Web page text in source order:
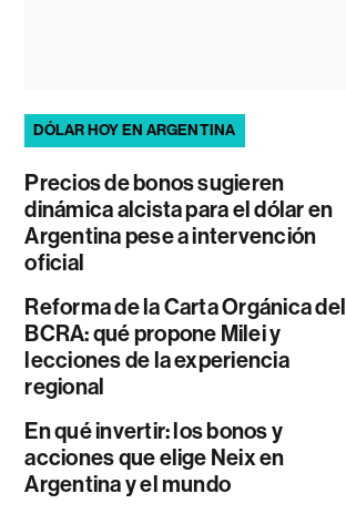
DÓLAR HOY EN ARGENTINA
Precios de bonos sugieren
dinámica alcista para el dólar en
Argentina pese a intervención
oficial
Reforma de la Carta Orgánica del
BCRA: qué propone Milei y
lecciones de la experiencia
regional
En qué invertir: los bonos y
acciones que elige Neix en
Argentina y el mundo